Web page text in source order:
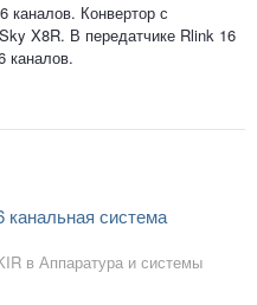
каналов. Конвертор с
X8R. В передатчике Rlink 16
каналов.
канальная система
в Аппаратура и системы